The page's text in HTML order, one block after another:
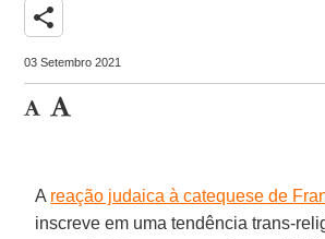
share
03 Setembro 2021
A reação judaica à catequese de
inscreve em uma tendência trans-